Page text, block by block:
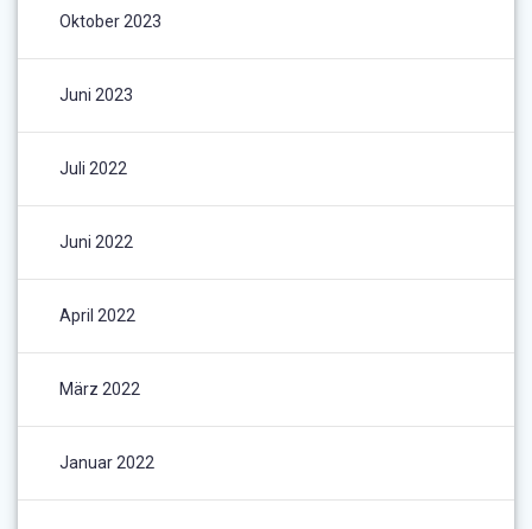
Oktober 2023
Juni 2023
Juli 2022
Juni 2022
April 2022
März 2022
Januar 2022